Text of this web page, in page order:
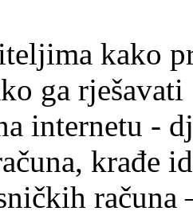
kako
ga rješavati
internetu -
krađe
računa